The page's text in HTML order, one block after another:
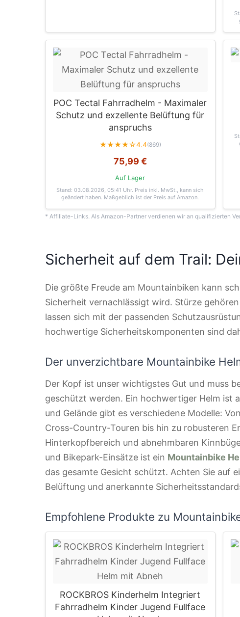
POC Tectal Fahrradhelm - Maximaler
Schutz und exzellente Belüftung für
anspruchs
★★★★☆4.4(869)
75,99 €
Auf Lager
Stand: 03.08.2026, 05:41 Uhr. Preis inkl. MwSt., kann sich
geändert haben. Maßgeblich ist der Preis auf Amazon.
* Affiliate-Links. Als Amazon-Partner verdienen wir an qualifizierten
Sicherheit auf dem Trail:
Die größte Freude am Mountainbiken kann
Sicherheit vernachlässigt wird. Stürze
lassen sich mit der passenden
hochwertige Sicherheitskomponenten sind
Der unverzichtbare Mountainbike
Der Kopf ist unser wichtigstes Gut und muss
geschützt werden. Ein hochwertiger Helm ist
und Gelände gibt es verschiedene Modelle:
Cross-Country-Touren bis hin zu robusteren
Hinterkopfbereich und abnehmbaren
und Bikepark-Einsätze ist ein Mountainbike
das gesamte Gesicht schützt. Achten Sie auf
Belüftung und anerkannte
Empfohlene Produkte zu
ROCKBROS Kinderhelm Integriert
Fahrradhelm Kinder Jugend Fullface